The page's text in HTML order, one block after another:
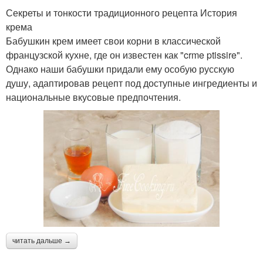
Секреты и тонкости традиционного рецепта История
крема
Бабушкин крем имеет свои корни в классической
французской кухне, где он известен как "crme ptissire".
Однако наши бабушки придали ему особую русскую
душу, адаптировав рецепт под доступные ингредиенты и
национальные вкусовые предпочтения.
читать дальше →